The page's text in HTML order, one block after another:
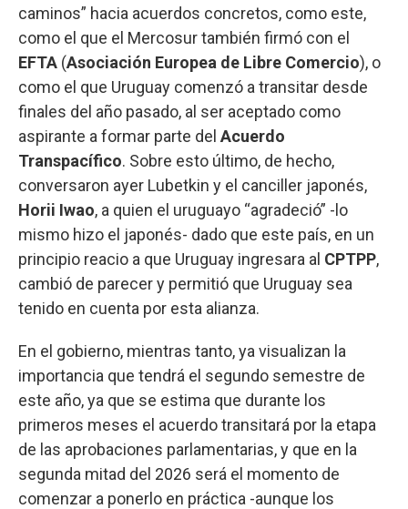
caminos” hacia acuerdos concretos, como este,
como el que el Mercosur también firmó con el
EFTA (Asociación Europea de Libre Comercio), o
como el que Uruguay comenzó a transitar desde
finales del año pasado, al ser aceptado como
aspirante a formar parte del Acuerdo
Transpacífico. Sobre esto último, de hecho,
conversaron ayer Lubetkin y el canciller japonés,
Horii Iwao, a quien el uruguayo “agradeció” -lo
mismo hizo el japonés- dado que este país, en un
principio reacio a que Uruguay ingresara al CPTPP,
cambió de parecer y permitió que Uruguay sea
tenido en cuenta por esta alianza.
En el gobierno, mientras tanto, ya visualizan la
importancia que tendrá el segundo semestre de
este año, ya que se estima que durante los
primeros meses el acuerdo transitará por la etapa
de las aprobaciones parlamentarias, y que en la
segunda mitad del 2026 será el momento de
comenzar a ponerlo en práctica -aunque los